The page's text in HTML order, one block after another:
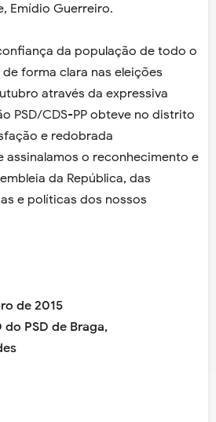
Emídio Guerreiro.
da população de todo o
forma clara nas eleições
através da expressiva
PSD/CDS-PP obteve no distrito
e redobrada
assinalamos o reconhecimento e
da República, das
e políticas dos nossos
de 2015
PSD de Braga,